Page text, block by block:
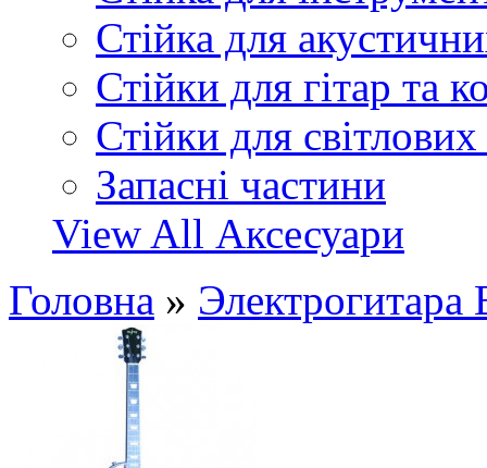
Стійка для
Стійки для гітар та
Стійки для
Запасні частини
View All Аксесуари
Головна »